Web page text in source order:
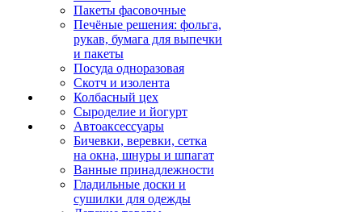
Пакеты фасовочные
Печёные решения: фольга,
рукав, бумага для выпечки
и пакеты
Посуда одноразовая
Скотч и изолента
Колбасный цех
Сыроделие и йогурт
Автоаксессуары
Бичевки, веревки, сетка
на окна, шнуры и шпагат
Ванные принадлежности
Гладильные доски и
сушилки для одежды